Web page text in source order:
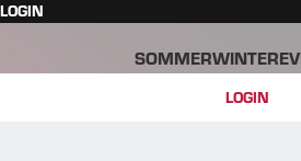
LOGIN
SOMMERWINTER
LOGIN